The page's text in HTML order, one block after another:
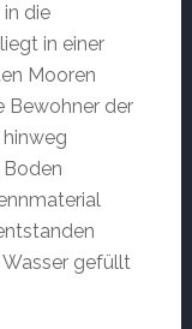
die
in einer
Mooren
Bewohner der
gefüllt